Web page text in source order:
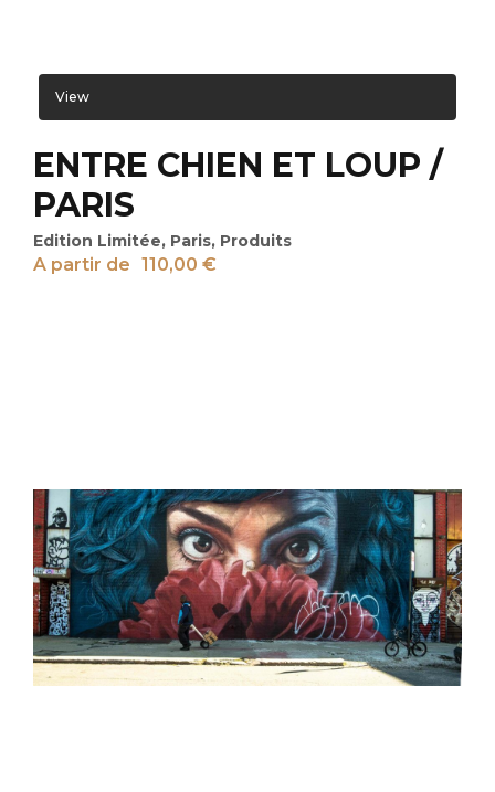
View
ENTRE CHIEN ET LOUP /
PARIS
Edition Limitée, Paris, Produits
A partir de 110,00 €